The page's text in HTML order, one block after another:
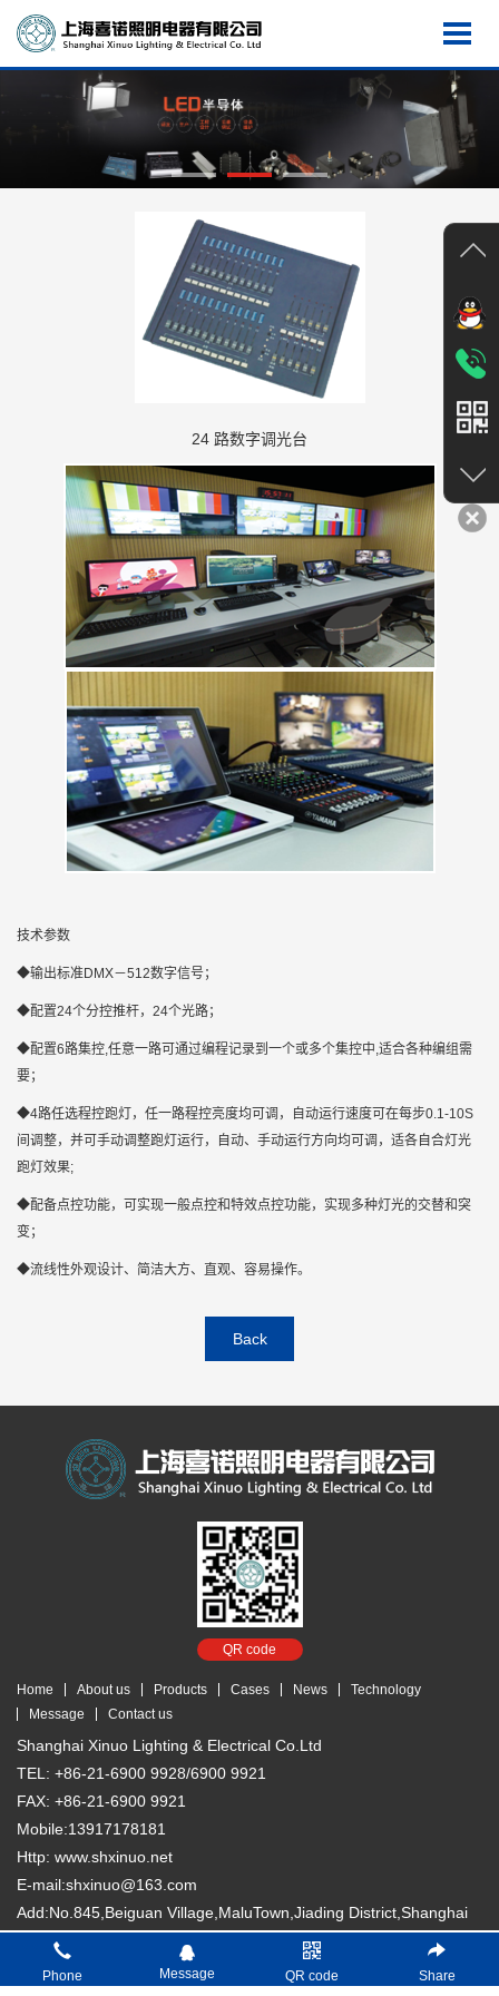
24 路数字调光台
技术参数
◆输出标准DMX－512数字信号；
◆配置24个分控推杆，24个光路；
◆配置6路集控,任意一路可通过编程记录到一个或多个集控中,适合各种编组需
要；
◆4路任选程控跑灯，任一路程控亮度均可调，自动运行速度可在每步0.1-10S
间调整，并可手动调整跑灯运行，自动、手动运行方向均可调，适各自合灯光
跑灯效果;
◆配备点控功能，可实现一般点控和特效点控功能，实现多种灯光的交替和突
变；
◆流线性外观设计、简洁大方、直观、容易操作。
Back
QR code
Home About us Products Cases News
Technology
Message
Contact us
Shanghai Xinuo Lighting & Electrical Co.Ltd
TEL: +86-21-6900 9928/6900 9921
FAX: +86-21-6900 9921
Mobile:13917178181
Http: www.shxinuo.net
E-mail:shxinuo@163.com
Add:No.845,Beiguan Village,MaluTown,Jiading District,Shanghai
Copyright © 2018 Shanghai Xinuo Lighting & Electrical Co. Ltd
ICP备13007066号-1
Phone Message QR code Share